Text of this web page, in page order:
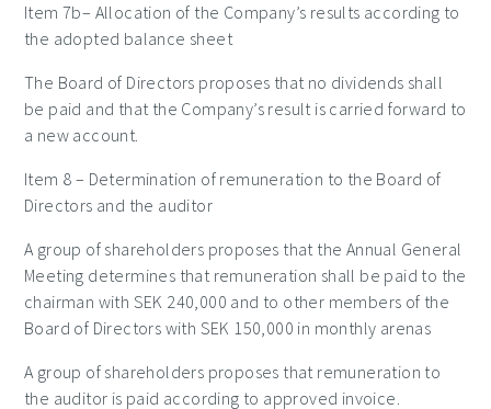
Item 7b– Allocation of the Company’s results according to
the adopted balance sheet
The Board of Directors proposes that no dividends shall
be paid and that the Company’s result is carried forward to
a new account.
Item 8 – Determination of remuneration to the Board of
Directors and the auditor
A group of shareholders proposes that the Annual General
Meeting determines that remuneration shall be paid to the
chairman with SEK 240,000 and to other members of the
Board of Directors with SEK 150,000 in monthly arenas
A group of shareholders proposes that remuneration to
the auditor is paid according to approved invoice.